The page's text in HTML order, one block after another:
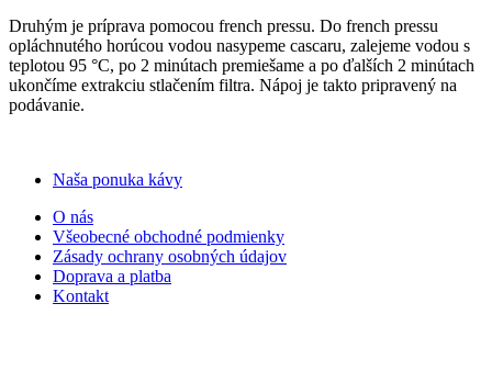
Druhým je príprava pomocou french pressu. Do french pressu
opláchnutého horúcou vodou nasypeme cascaru, zalejeme vodou s
teplotou 95 °C, po 2 minútach premiešame a po ďalších 2 minútach
ukončíme extrakciu stlačením filtra. Nápoj je takto pripravený na
podávanie.
Naša ponuka kávy
O nás
Všeobecné obchodné podmienky
Zásady ochrany osobných údajov
Doprava a platba
Kontakt